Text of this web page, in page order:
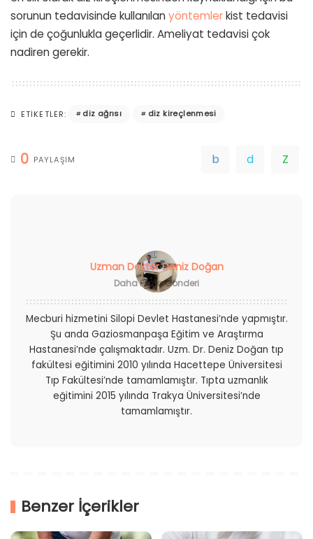
sorunun tedavisinde kullanılan yöntemlerkist tedavisi
için de çoğunlukla geçerlidir. Ameliyat tedavisi çok
nadiren gerekir.
ETIKETLER: diz ağrısı diz kireçlenmesi
0 PAYLAŞIM
Uzman Doktor Deniz Doğan
Daha Fazla Gönderi
Mecburi hizmetini Silopi Devlet Hastanesi’nde yapmıştır.
Şu anda Gaziosmanpaşa Eğitim ve Araştırma
Hastanesi’nde çalışmaktadır. Uzm. Dr. Deniz Doğan tıp
fakültesi eğitimini 2010 yılında Hacettepe Üniversitesi
Tıp Fakültesi’nde tamamlamıştır. Tıpta uzmanlık
eğitimini 2015 yılında Trakya Üniversitesi’nde
tamamlamıştır.
Benzer İçerikler